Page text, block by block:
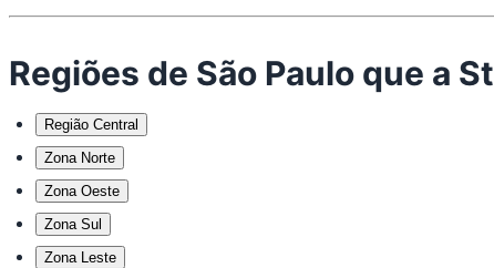
Regiões de São Paulo que a
Região Central
Zona Norte
Zona Oeste
Zona Sul
Zona Leste